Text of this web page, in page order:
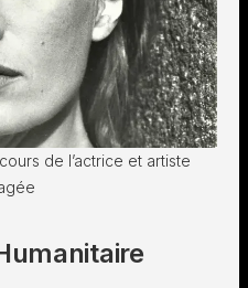
de l’actrice et artiste